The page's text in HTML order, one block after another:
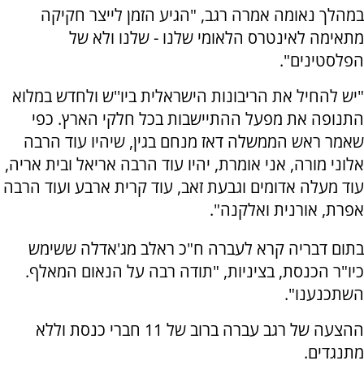
במהלך נאומה אמרה רגב, "הגיע הזמן לייצר חקיקה
מתאימה לאינטרס הלאומי שלנו - שלנו ולא של
הפלסטינים".
"יש להחיל את הריבונות הישראלית ביו''ש ולחדש במלוא
התנופה את מפעל ההתיישבות בכל חלקי הארץ. כפי
שאמר ראש הממשלה דאז מנחם בגין, שיהיו עוד הרבה
אלוני מורה, אני אומרת, יהיו עוד הרבה אריאל ובית אריה,
עוד מעלה אדומים וגבעת זאב, עוד קרית ארבע ועוד הרבה
אפרת, אורנית ואלקנה".
בתום דבריה קרא לעברה ח"כ ראלב מג'אדלה ששימש
כיו"ר הכנסת, בציניות, "תודה רבה על הנאום המאלף.
השתכנענו".
ההצעה של רגב עברה ברוב של 11 חברי כנסת וללא
מתנגדים.